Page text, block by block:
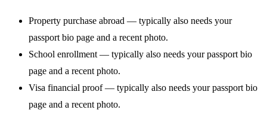
Property purchase abroad — typically also needs your
passport bio page and a recent photo.
School enrollment — typically also needs your passport bio
page and a recent photo.
Visa financial proof — typically also needs your passport bio
page and a recent photo.